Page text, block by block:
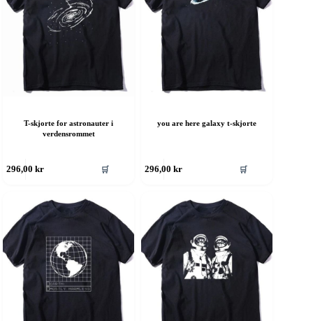
på
produktsiden
T-skjorte for astronauter i
verdensrommet
296,00kr 🛒
you are here galaxy t-skjorte
296,00kr 🛒
produktet
varianter.
Alternativene
kan
velges
på
produktsiden